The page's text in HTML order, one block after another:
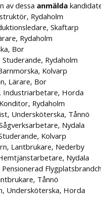
av dessa anmälda
Rydaholm
Skaftarp
Rydaholm
Bor
Rydaholm
Kolvarp
Lärare, Bor
Industriarbetare, Horda
Rydaholm
Undersköterska, Tånnö
Nydala
Kolvarp
Lantbrukare, Nederby
Nydala
Tånnö
Undersköterska, Horda